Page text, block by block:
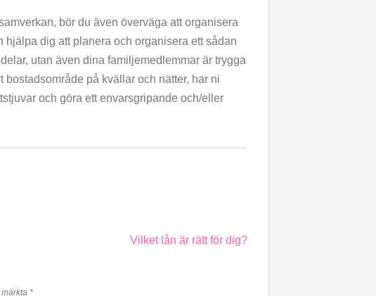
bör du även överväga att organisera
dig att planera och organisera ett sådan
utan även dina familjemedlemmar är trygga
på kvällar och nätter, har ni
och göra ett envarsgripande och/eller
Vilket lån är rätt för dig?
*